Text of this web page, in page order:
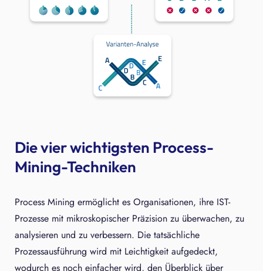
Die vier wichtigsten Process-
Mining-Techniken
Process Mining ermöglicht es Organisationen, ihre IST-
Prozesse mit mikroskopischer Präzision zu überwachen, zu
analysieren und zu verbessern. Die tatsächliche
Prozessausführung wird mit Leichtigkeit aufgedeckt,
wodurch es noch einfacher wird, den Überblick über